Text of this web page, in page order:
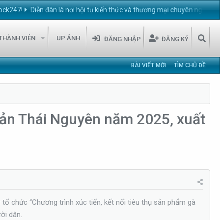
Diễn đàn là nơi hội tụ kiến thức và thương mại chuyên ngành chăn nuôi
VIÊN UP ẢNH ĐĂNG NHẬP ĐĂNG KÝ
BÀI VIẾT MỚI TÌM CHỦ ĐỀ
Thái Nguyên năm 2025, xuất
chức “Chương trình xúc tiến, kết nối tiêu thụ sản phẩm gà
dân.